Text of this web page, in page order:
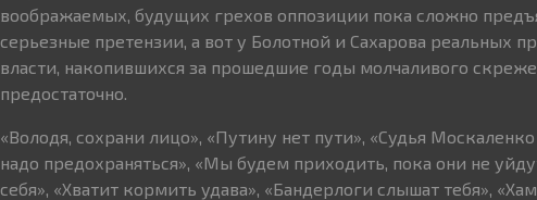
воображаемых, будущих грехов оппозиции пока сложно
серьезные претензии, а вот у Болотной и Сахарова реальных
власти, накопившихся за прошедшие годы молчаливого
предостаточно.
«Володя, сохрани лицо», «Путину нет пути», «Судья
надо предохраняться», «Мы будем приходить, пока они не
себя», «Хватит кормить удава», «Бандерлоги слышат тебя»,